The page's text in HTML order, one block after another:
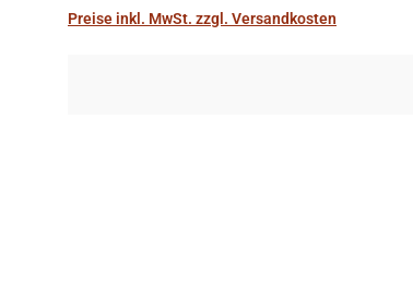
Preise inkl. MwSt. zzgl. Versandkosten